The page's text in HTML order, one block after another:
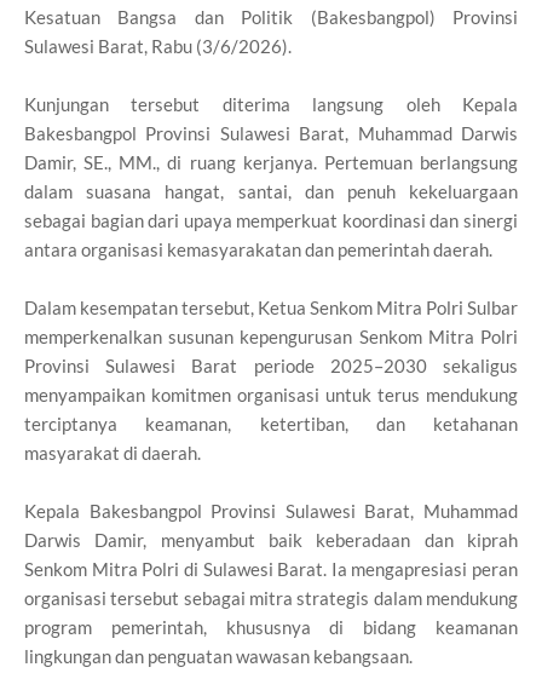
Kesatuan Bangsa dan Politik (Bakesbangpol) Provinsi
Sulawesi Barat, Rabu (3/6/2026).
Kunjungan tersebut diterima langsung oleh Kepala
Bakesbangpol Provinsi Sulawesi Barat, Muhammad Darwis
Damir, SE., MM., di ruang kerjanya. Pertemuan berlangsung
dalam suasana hangat, santai, dan penuh kekeluargaan
sebagai bagian dari upaya memperkuat koordinasi dan sinergi
antara organisasi kemasyarakatan dan pemerintah daerah.
Dalam kesempatan tersebut, Ketua Senkom Mitra Polri Sulbar
memperkenalkan susunan kepengurusan Senkom Mitra Polri
Provinsi Sulawesi Barat periode 2025–2030 sekaligus
menyampaikan komitmen organisasi untuk terus mendukung
terciptanya keamanan, ketertiban, dan ketahanan
masyarakat di daerah.
Kepala Bakesbangpol Provinsi Sulawesi Barat, Muhammad
Darwis Damir, menyambut baik keberadaan dan kiprah
Senkom Mitra Polri di Sulawesi Barat. Ia mengapresiasi peran
organisasi tersebut sebagai mitra strategis dalam mendukung
program pemerintah, khususnya di bidang keamanan
lingkungan dan penguatan wawasan kebangsaan.